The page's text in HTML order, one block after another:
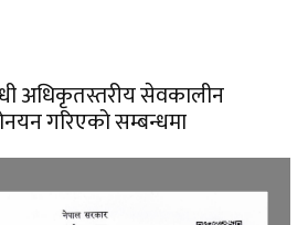
अधिकृतस्तरीय सेवकालीन
गरिएको सम्बन्धमा